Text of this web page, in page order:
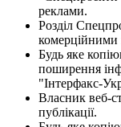
реклами.
Розділ
комерційними
Будь яке
поширення
"Інтерфакс-
Власник веб-
публікації.